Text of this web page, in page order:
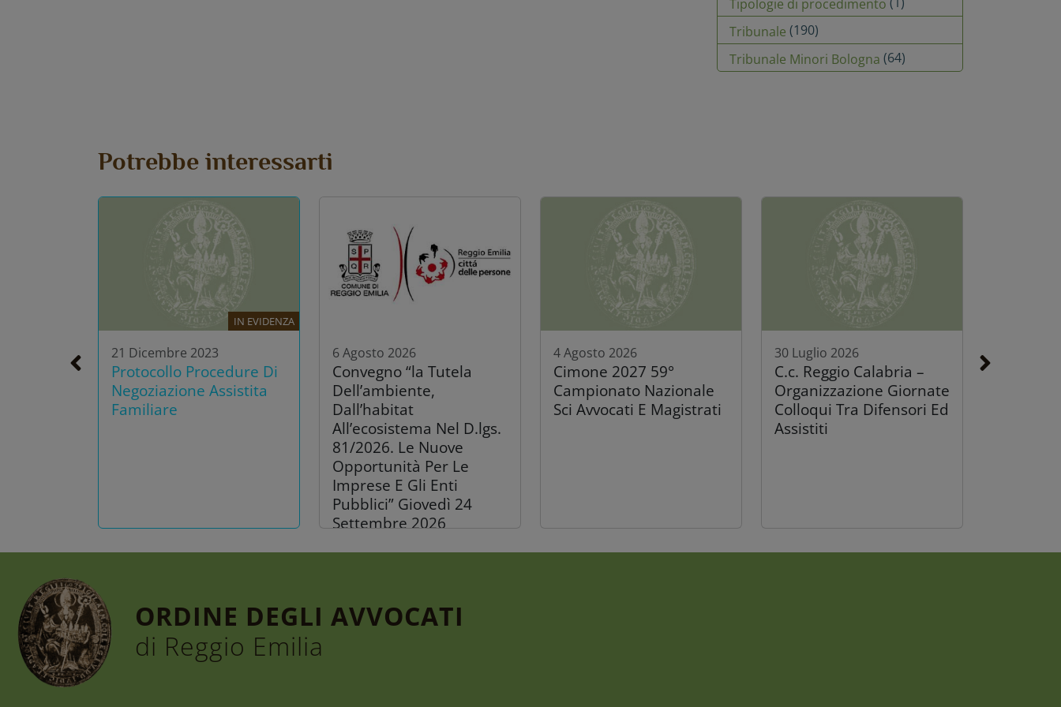
Tipologie di procedimento
Tribunale (190)
Tribunale Minori Bologna (64)
Potrebbe interessarti
IN EVIDENZA
21 Dicembre 2023
Protocollo Procedure Di
Negoziazione Assistita
Familiare
6 Agosto 2026
Convegno “la Tutela
Dell’ambiente,
Dall’habitat
All’ecosistema Nel D.lgs.
81/2026. Le Nuove
Opportunità Per Le
Imprese E Gli Enti
Pubblici” Giovedì 24
Settembre 2026
4 Agosto 2026
Cimone 2027 59°
Campionato Nazionale
Sci Avvocati E Magistrati
30 Luglio 2026
C.c. Reggio Calabria –
Organizzazione Giornate
Colloqui Tra Difensori Ed
Assistiti
ORDINE DEGLI AVVOCATI
di Reggio Emilia